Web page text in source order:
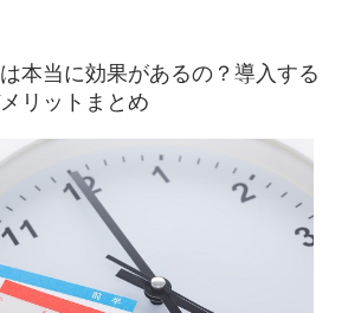
本当に効果があるの？導入する
リットまとめ